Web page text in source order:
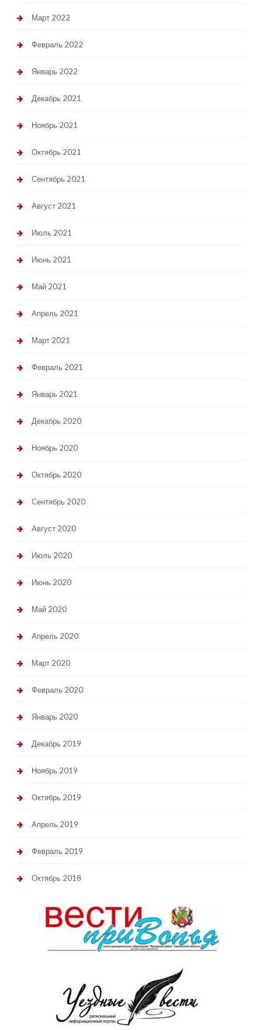
Март 2022
Февраль 2022
Январь 2022
Декабрь 2021
Ноябрь 2021
Октябрь 2021
Сентябрь 2021
Август 2021
Июль 2021
Июнь 2021
Май 2021
Апрель 2021
Март 2021
Февраль 2021
Январь 2021
Декабрь 2020
Ноябрь 2020
Октябрь 2020
Сентябрь 2020
Август 2020
Июль 2020
Июнь 2020
Май 2020
Апрель 2020
Март 2020
Февраль 2020
Январь 2020
Декабрь 2019
Ноябрь 2019
Октябрь 2019
Апрель 2019
Февраль 2019
Октябрь 2018